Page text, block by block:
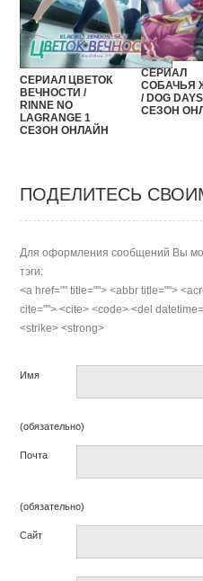
СЕРИАЛ ЦВЕТОК
ВЕЧНОСТИ /
RINNE NO
LAGRANGE 1
СЕЗОН ОНЛАЙН
СЕРИАЛ
СОБАЧЬЯ
/ DOG
СЕЗОН
ПОДЕЛИТЕСЬ
Для оформления сообщений Вы
тэги:
<a href="" title=""> <abbr title="">
cite=""> <cite> <code> <del
<strike> <strong>
Имя
(обязательно)
Почта
(обязательно)
Сайт